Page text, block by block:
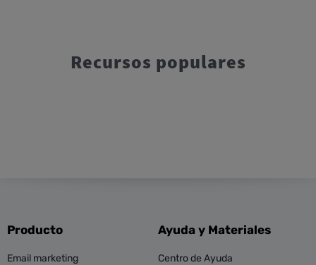
Recursos populares
Producto
Email marketing
Ayuda y Materiales
Centro de Ayuda